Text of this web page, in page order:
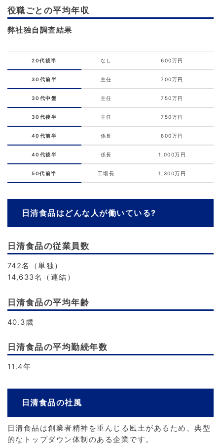
役職ごとの平均年収
弊社独自調査結果
20代後半 なし 600万円
30代前半 主任 700万円
30代中盤 主任 750万円
30代後半 主任 750万円
40代前半 係長 800万円
40代後半 係長 1,000万円
50代前半 工場長 1,300万円
日清食品はどんな人が働いている?
日清食品の従業員数
742名（単独）
14,633名（連結）
日清食品の平均年齢
40.3歳
日清食品の平均勤続年数
11.4年
日清食品の社風
日清食品は創業者精神を重んじる風土があるため、典型
的なトップダウン体制のある企業です。